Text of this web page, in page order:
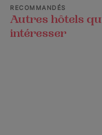
RECOMMANDÉS
Autres hôtels
intéresser